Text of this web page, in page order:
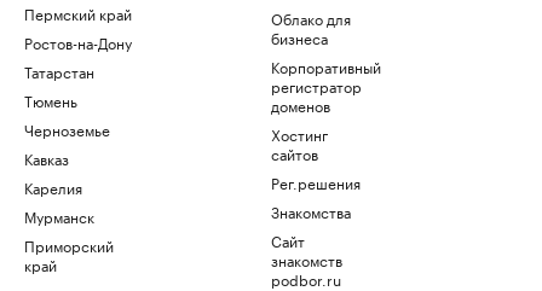
Пермский край
Ростов-на-Дону
Татарстан
Тюмень
Черноземье
Кавказ
Карелия
Мурманск
Приморский
край
Облако для
бизнеса
Корпоративный
регистратор
доменов
Хостинг
сайтов
Рег.решения
Знакомства
Сайт
знакомств
podbor.ru